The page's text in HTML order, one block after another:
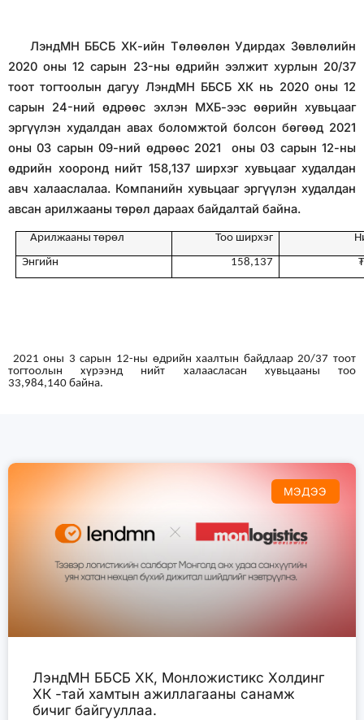
ЛэндМН ББСБ ХК-ийн Төлөөлөн Удирдах Зөвлөлийн
2020 оны 12 сарын 23-ны өдрийн ээлжит хурлын 20/37
тоот тогтоолын дагуу ЛэндМН ББСБ ХК нь 2020 оны 12
сарын 24-ний өдрөөс эхлэн МХБ-ээс өөрийн хувьцааг
эргүүлэн худалдан авaх боломжтой болсон бөгөөд 2021
оны 03 сарын09-ний өдрөөс 2021 оны 03 сарын 12-ны
өдрийн хооронд нийт 158,137ширхэг хувьцааг худалдан
авч халааслалаа. Компанийн хувьцааг эргүүлэн худалдан
авсан арилжааны төрөл дараах байдалтай байна.
Арилжааны төрөл Тоо ширхэг
Энгийн
158,137
2021 оны 3 сарын 12-ны өдрийн хаалтын байдлаар 20/37 тоот
тогтоолын хүрээнд нийт халаасласан хувьцааны тоо
33,984,140 байна.
МЭДЭЭ
ЛэндМН ББСБ ХК, Монложистикс Холдинг
ХК -тай хамтын ажиллагааны санамж
бичиг байгууллаа.